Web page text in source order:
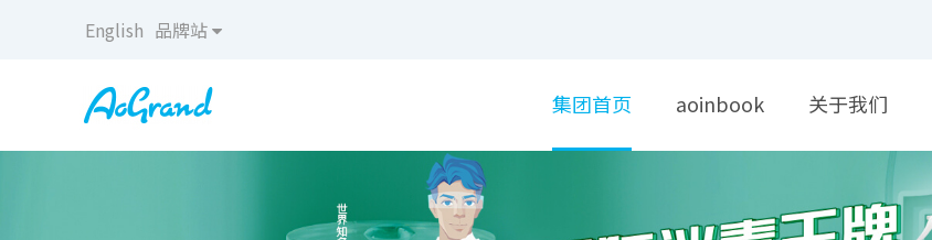
English 品牌站
集团首页 aoinbook 关于我们